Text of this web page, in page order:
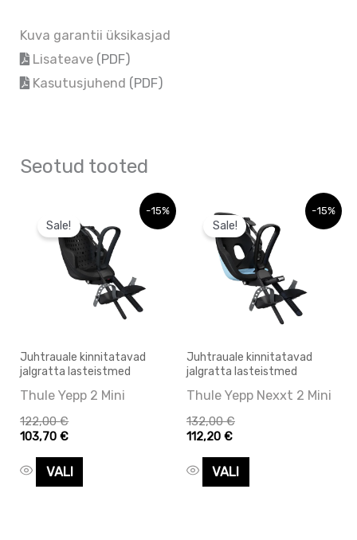
Kuva garantii üksikasjad
Lisateave (PDF)
Kasutusjuhend (PDF)
Seotud tooted
-15%
Sale!
Juhtrauale kinnitatavad
jalgratta lasteistmed
Thule Yepp 2 Mini
122,00€
103,70€
VALI
tootel
on
mitu
varianti.
saab
teha
tootelehel.
-15%
Sale!
Juhtrauale kinnitatavad
jalgratta lasteistmed
Thule Yepp Nexxt 2 Mini
132,00€
112,20 €
VALI
tootel
on
mitu
varianti.
Valikuid
saab
teha
tootelehel.